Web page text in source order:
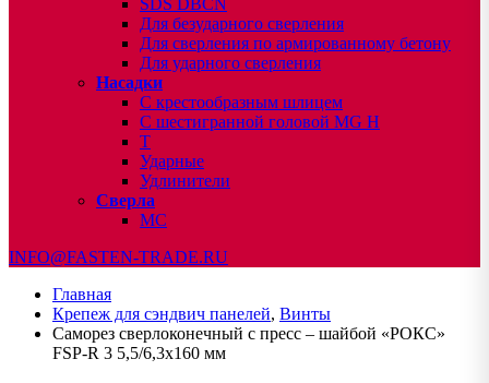
SDS DBCN
Для безударного сверления
Для сверления по армированному бетону
Для ударного сверления
Насадки
С крестообразным шлицем
С шестигранной головой MG H
T
Ударные
Удлинители
Сверла
МС
INFO@FASTEN-TRADE.RU
Главная
Крепеж для сэндвич панелей, Винты
Саморез сверлоконечный с пресс – шайбой «РОКС»
FSP-R 3 5,5/6,3х160 мм